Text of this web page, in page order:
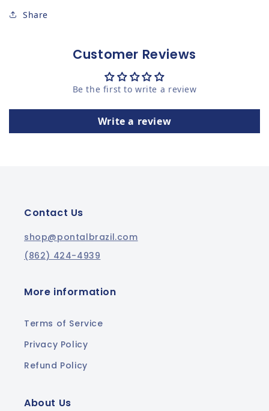
Share
Customer Reviews
Be the first to write a review
Write a review
Contact Us
shop@pontalbrazil.com
(862) 424-4939
More information
Terms of Service
Privacy Policy
Refund Policy
About Us